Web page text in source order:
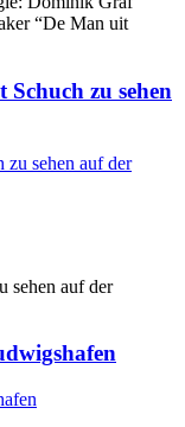
“De Man uit
zu sehen
sehen auf der